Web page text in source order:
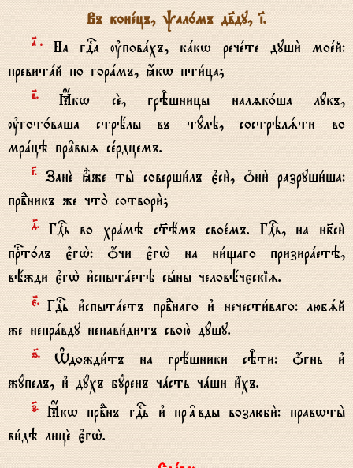
Въ конeцъ, pал0мъ дв7ду, ‹.
№.На гDа ўповaхъ, кaкw речeте души2 моeй:
превитaй по горaмъ, ћкw пти1ца;
в7.Ћкw сE, грBшницы налzк0ша лyкъ,
ўгот0ваша стрёлы въ тyлэ, сострэлsти во
мрaцэ пр†выz сeрдцемъ.
G.ЗанE ±же ты2 соверши1лъ є3си2, nни2 разруши1ша:
првdникъ же что2 сотвори2;
д7.ГDь во хрaмэ с™ёмъ своeмъ. ГDь, на нб7си2
пrт0лъ є3гw2: џчи є3гw2 на ни1щаго призирaетэ,
вёжди є3гw2 и3спытaетэ сhны человёчєскіz.
є7.ГDь и3спытaетъ првdнаго и3 нечести1ваго: любsй
же непрaвду ненави1дитъ свою2 дyшу.
ѕ7.Њдожди1тъ на грёшники сBти: џгнь и3
жyпелъ, и3 дyхъ бyренъ чaсть чaши и4хъ.
з7.Ћкw првdнъ гDь и3 пр†вды возлюби2: правwты2
ви1дэ лицE є3гw2.